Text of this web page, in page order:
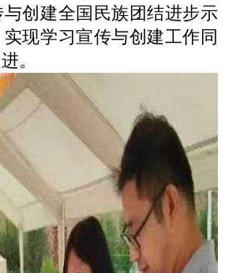
创建全国民族团结进步示
现学习宣传与创建工作同
。